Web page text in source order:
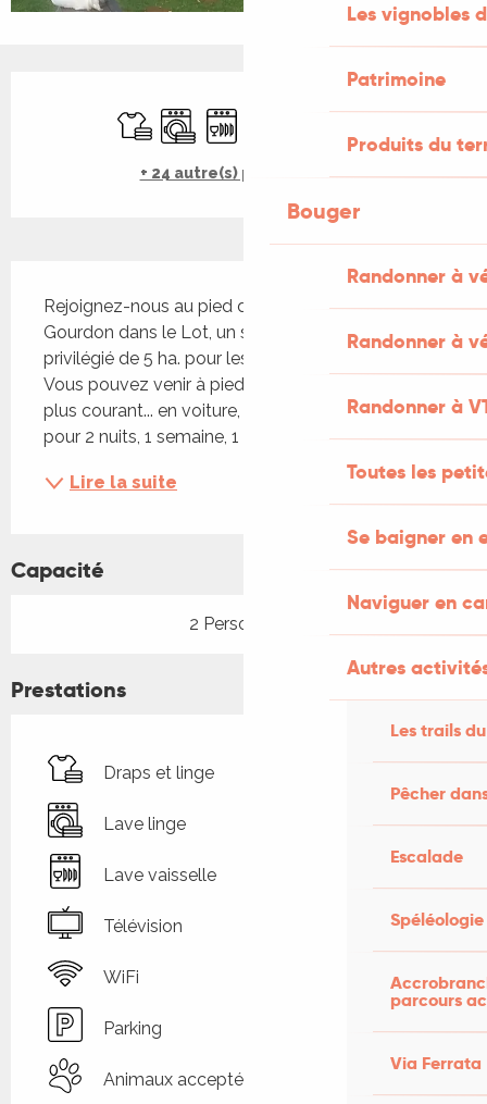
Les vignobles
Patrimoine
Produits du
Bouger
Randonner à
Randonner à
Randonner à
Toutes les
Se baigner en
Naviguer en
Autres
Les trails
Pêcher
Escalade
Spéléologie
parcours
Via Ferrata
Ouverture et coordonnées
Draps et linge
Lave lingeLave vaisselle Parking
+ 24 autre(s) prestation(s)
Rejoignez-nous au pied du joli village médiéval de
Gourdon dans le Lot, un séjour dans un cadre
privilégié de 5 ha. pour les amoureux de la nature.
Vous pouvez venir à pied, à vélo, à cheval, ou le
plus courant... en voiture, et poser vos valises
pour 2 nuits, 1 semaine, 1 mois... voire, comme...
Lire la suite
Capacité
2 Personne(s)
Prestations
Draps et linge
Lave linge
Lave vaisselle
Télévision
WiFi
Parking
Animaux acceptés